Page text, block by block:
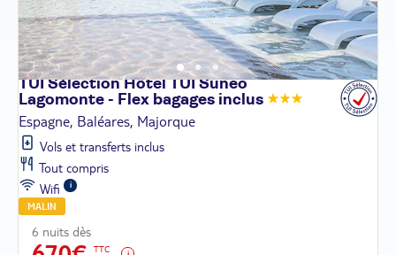
TUI Sélection Hôtel TUI Suneo
Lagomonte - Flex bagages inclus
Espagne, Baléares, Majorque
Vols et transferts inclus
Tout compris
Wifi
MALIN
6 nuits dès
TTC